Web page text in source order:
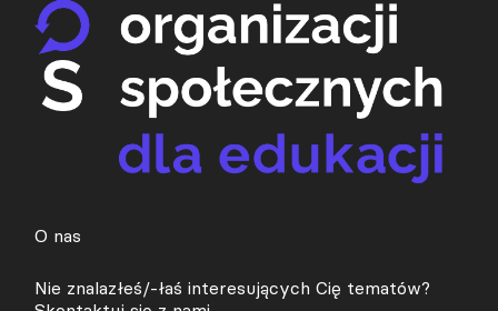
O nas
Nie znalazłeś/-łaś interesujących Cię tematów?